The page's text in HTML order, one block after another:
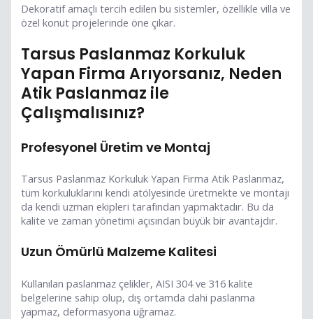
Dekoratif amaçlı tercih edilen bu sistemler, özellikle villa ve
özel konut projelerinde öne çıkar.
Tarsus Paslanmaz Korkuluk
Yapan Firma Arıyorsanız, Neden
Atik Paslanmaz ile
Çalışmalısınız?
Profesyonel Üretim ve Montaj
Tarsus Paslanmaz Korkuluk Yapan Firma Atik Paslanmaz,
tüm korkuluklarını kendi atölyesinde üretmekte ve montajı
da kendi uzman ekipleri tarafından yapmaktadır. Bu da
kalite ve zaman yönetimi açısından büyük bir avantajdır.
Uzun Ömürlü Malzeme Kalitesi
Kullanılan paslanmaz çelikler, AISI 304 ve 316 kalite
belgelerine sahip olup, dış ortamda dahi paslanma
yapmaz, deformasyona uğramaz.